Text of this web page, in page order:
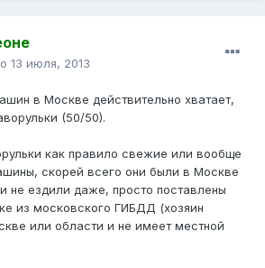
13 июля, 2013
в Москве действительно хватает,
(50/50).
как правило свежие или вообще
скорей всего они были в Москве
не ездили даже, просто поставлены
из московского ГИБДД (хозяин
или области и не имеет местной